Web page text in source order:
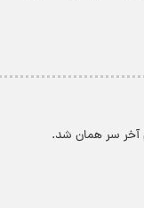
آخر سر همان شد.